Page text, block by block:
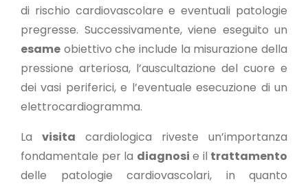
di rischio cardiovascolare e eventuali patologie
pregresse. Successivamente, viene eseguito un
esame obiettivo che include la misurazione della
pressione arteriosa, l’auscultazione del cuore e
dei vasi periferici, e l’eventuale esecuzione di un
elettrocardiogramma.
La visita cardiologica riveste un’importanza
fondamentale per la diagnosi e il trattamento
delle patologie cardiovascolari, in quanto